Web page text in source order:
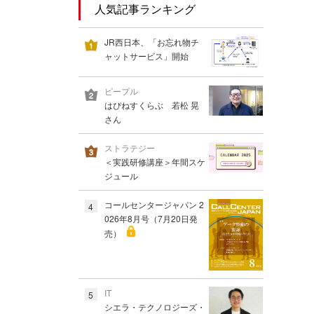
人気記事ランキング
JR西日本、「お忘れ物チ
ャットサービス」開始
ピープル
はぴねすくらぶ 若松 晃
さん
ストラテジー
＜実践研修講座＞年間スケ
ジュール
4
コールセンタージャパン 2
026年8月号（7月20日発
売）
5
IT
シエラ・テクノロジーズ・